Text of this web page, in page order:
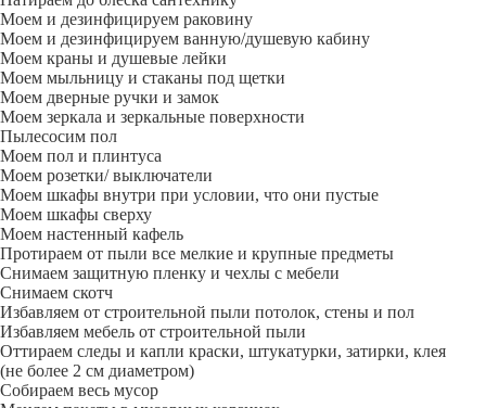
Моем и дезинфицируем раковину
Моем и дезинфицируем ванную/душевую кабину
Моем краны и душевые лейки
Моем мыльницу и стаканы под щетки
Моем дверные ручки и замок
Моем зеркала и зеркальные поверхности
Пылесосим пол
Моем пол и плинтуса
Моем розетки/ выключатели
Моем шкафы внутри при условии, что они пустые
Моем шкафы сверху
Моем настенный кафель
Протираем от пыли все мелкие и крупные предметы
Снимаем защитную пленку и чехлы с мебели
Снимаем скотч
Избавляем от строительной пыли потолок, стены и пол
Избавляем мебель от строительной пыли
Оттираем следы и капли краски, штукатурки, затирки, клея
(не более 2 см диаметром)
Собираем весь мусор